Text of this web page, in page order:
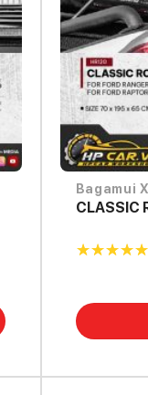
Bagamui
CLASSIC